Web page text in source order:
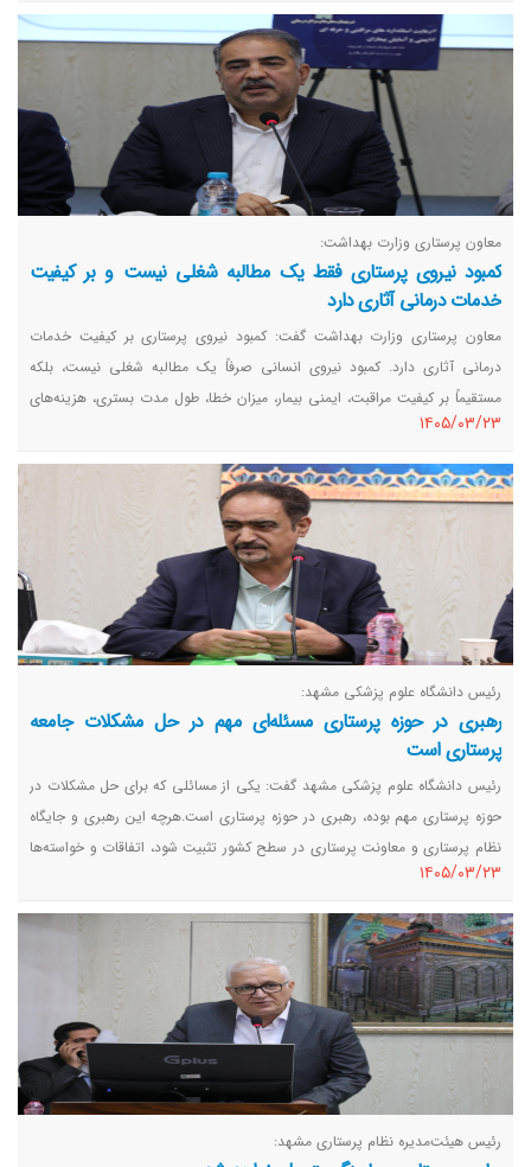
معاون پرستاری وزارت بهداشت:
کمبود نیروی پرستاری فقط یک مطالبه شغلی نیست و بر کیفیت
خدمات درمانی آثاری دارد
معاون پرستاری وزارت بهداشت گفت: کمبود نیروی پرستاری بر کیفیت خدمات
درمانی آثاری دارد. کمبود نیروی انسانی صرفاً یک مطالبه شغلی نیست، بلکه
مستقیماً بر کیفیت مراقبت، ایمنی بیمار، میزان خطا، طول مدت بستری، هزینه‌های
نظام سلامت و رضایت مردم اثرگذار است.
١٤٠٥/٠٣/٢٣
رئیس دانشگاه علوم پزشکی مشهد:
رهبری در حوزه پرستاری مسئله‌ای مهم در حل مشکلات جامعه
پرستاری است
رئیس دانشگاه علوم پزشکی مشهد گفت: یکی از مسائلی که برای حل مشکلات در
حوزه پرستاری مهم بوده، رهبری در حوزه پرستاری است.هرچه این رهبری و جایگاه
نظام پرستاری و معاونت پرستاری در سطح کشور تثبیت شود، اتفاقات و خواسته‌ها
قطعی‌تر به نتیجه می‌رسد. سازمان نظام پرستاری و استان‌ها باید ارتباط، تعامل و
هم‌افزایی داشته باشند. باید با روسای دانشگاه نیز ارتباط بهتری داشت و در مقابل
روسا نیز باید اینگونه باشند.
١٤٠٥/٠٣/٢٣
رئیس هیئت‌مدیره نظام پرستاری مشهد: